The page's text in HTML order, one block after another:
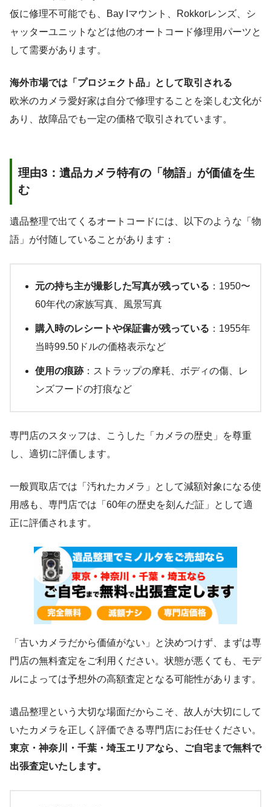
仮に修理不可能でも、Bay Iマウント、Rokkorレンズ、シ
ャッターユニットなどは他のオートコード修理用パーツと
して需要があります。
海外市場では「プロジェクト品」として取引される
欧米のカメラ愛好家は自分で修理することを楽しむ文化が
あり、故障品でも一定の価格で取引されています。
理由3：遺品カメラ特有の「物語」が価値を生
む
遺品整理で出てくるオートコードには、以下のような「物
語」が付随していることがあります：
元の持ち主が撮影した写真が残っている ：1950〜
60年代の家族写真、風景写真
購入時のレシートや保証書が残っている ：1955年
当時99.50ドルの価格表示など
使用の痕跡：ストラップの摩耗、ボディの傷、レ
ンズフードの打痕など
専門店のスタッフは、こうした「カメラの歴史」を尊重
し、適切に評価します。
一般買取店では「汚れたカメラ」として減額対象になる使
用感も、専門店では「60年の歴史を刻んだ証」として適
正に評価されます。
「古いカメラだから価値がない」と決めつけず、まずは専
門店の無料査定をご利用ください。状態が悪くても、モデ
ルによっては予想外の高額査定となる可能性があります。
遺品整理という大切な場面だからこそ、故人が大切にして
いたカメラを正しく評価できる専門店にお任せください。
東京・神奈川・千葉・埼玉エリアなら、ご自宅まで無料で
出張査定いたします。